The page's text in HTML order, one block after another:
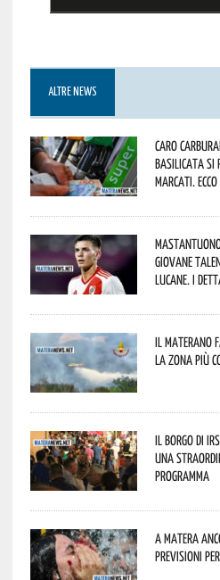
ALTRE NEWS
Caro
Basilicata si
marcati.
giovane
lucane. I
Il materano
la zona più
Il borgo di
una
programma
A Matera
previsioni